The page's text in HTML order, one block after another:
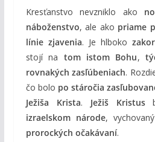
Kresťanstvo nevzniklo ako
náboženstvo, ale ako priame
línie zjavenia. Je hlboko
stojí na tom istom Bohu,
rovnakých zasľúbeniach.
čo bolo po stáročia
Ježiša Krista. Ježiš Kristus
izraelskom národe,
prorockých očakávaní.